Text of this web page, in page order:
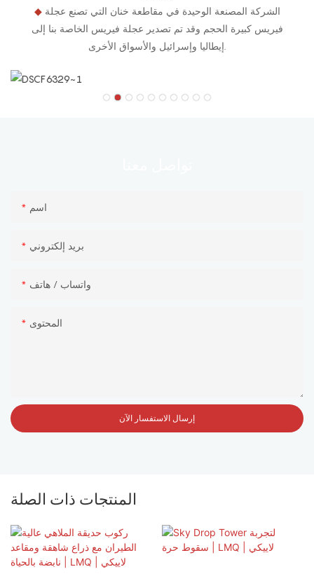
◆ الشركة المصنعة الوحيدة في مقاطعة خنان التي تصنع عجلة
فيريس كبيرة الحجم وقد تم تصدير عجلة فيريس الخاصة بنا إلى
اسم
بريد إلكتروني
واتساب / هاتف
المحتوى
إرسال الاستفسار الآن
المنتجات ذات الصلة